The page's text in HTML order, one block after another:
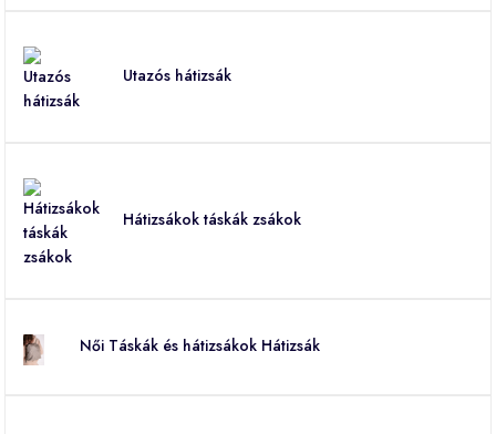
Utazós hátizsák
Hátizsákok táskák zsákok
Női Táskák és hátizsákok Hátizsák